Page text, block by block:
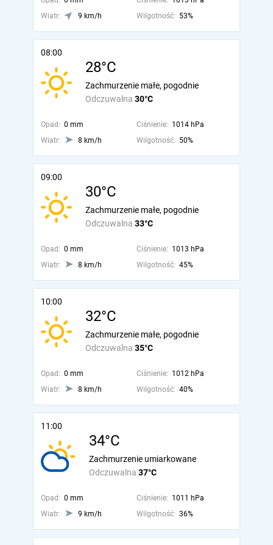
Wiatr:
9 km/h Wilgotność: 53%
08:00
28°C
Odczuwalna 30°C
Zachmurzenie małe, pogodnie
Opad: 0 mm Ciśnienie: 1014 hPa
Wiatr:
8 km/h Wilgotność: 50%
09:00
30°C
Odczuwalna 33°C
Zachmurzenie małe, pogodnie
Opad: 0 mm Ciśnienie: 1013 hPa
Wiatr:
8 km/h Wilgotność: 45%
10:00
32°C
Odczuwalna 35°C
Zachmurzenie małe, pogodnie
Opad: 0 mm Ciśnienie: 1012 hPa
Wiatr:
8 km/h Wilgotność: 40%
11:00
34°C
Odczuwalna 37°C
Zachmurzenie umiarkowane
Opad: 0 mm Ciśnienie: 1011 hPa
Wiatr:
9 km/h Wilgotność: 36%